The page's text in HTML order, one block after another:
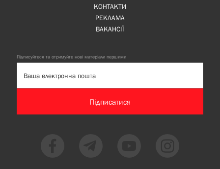
КОНТАКТИ
РЕКЛАМА
ВАКАНСІЇ
Підписуйтеся та отримуйте нові матеріали першими
Підписатися